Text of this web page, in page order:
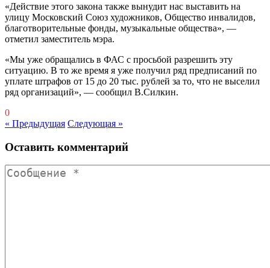
«Действие этого закона также вынудит нас выставить на
улицу Московский Союз художников, Общество инвалидов,
благотворительные фонды, музыкальные общества», —
отметил заместитель мэра.
«Мы уже обращались в ФАС с просьбой разрешить эту
ситуацию. В то же время я уже получил ряд предписаний по
уплате штрафов от 15 до 20 тыс. рублей за то, что не выселил
ряд организаций», — сообщил В.Силкин.
0
« Предыдущая Следующая »
Оставить комментарий